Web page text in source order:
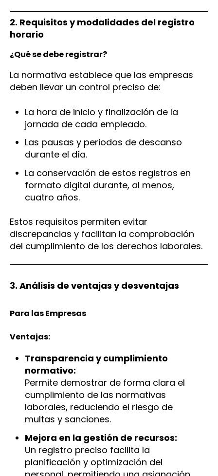
2. Requisitos y modalidades del registro
horario
¿Qué se debe registrar?
La normativa establece que las empresas
deben llevar un control preciso de:
La hora de inicio y finalización de la
jornada de cada empleado.
Las pausas y periodos de descanso
durante el día.
La conservación de estos registros en
formato digital durante, al menos,
cuatro años.
Estos requisitos permiten evitar
discrepancias y facilitan la comprobación
del cumplimiento de los derechos laborales.
3. Análisis de ventajas y desventajas
Para las Empresas
Ventajas:
Transparencia y cumplimiento
normativo:
Permite demostrar de forma clara el
cumplimiento de las normativas
laborales, reduciendo el riesgo de
multas y sanciones.
Mejora en la gestión de recursos:
Un registro preciso facilita la
planificación y optimización del